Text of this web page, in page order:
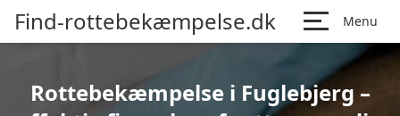
Find-rottebekæmpelse.dk Menu
Rottebekæmpelse i Fuglebjerg –